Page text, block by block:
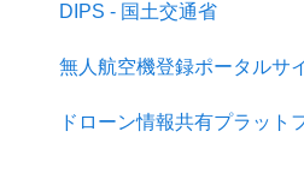
DIPS - 国土交通省
無人航空機登録ポータルサ
ドローン情報共有プラット